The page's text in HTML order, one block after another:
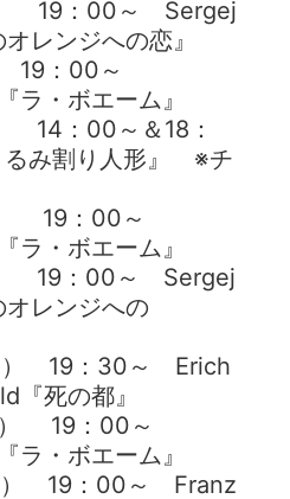
19：00～ Sergej
レンジへの恋』
19：00～
・ボエーム』
：00～＆18：
み割り人形』 ※チ
19：00～
・ボエーム』
19：00～ Sergej
レンジへの
19：30～ Erich
『死の都』
19：00～
・ボエーム』
19：00～ Franz